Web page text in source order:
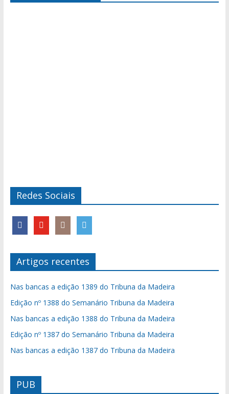
Redes Sociais
Artigos recentes
Nas bancas a edição 1389 do Tribuna da Madeira
Edição nº 1388 do Semanário Tribuna da Madeira
Nas bancas a edição 1388 do Tribuna da Madeira
Edição nº 1387 do Semanário Tribuna da Madeira
Nas bancas a edição 1387 do Tribuna da Madeira
PUB